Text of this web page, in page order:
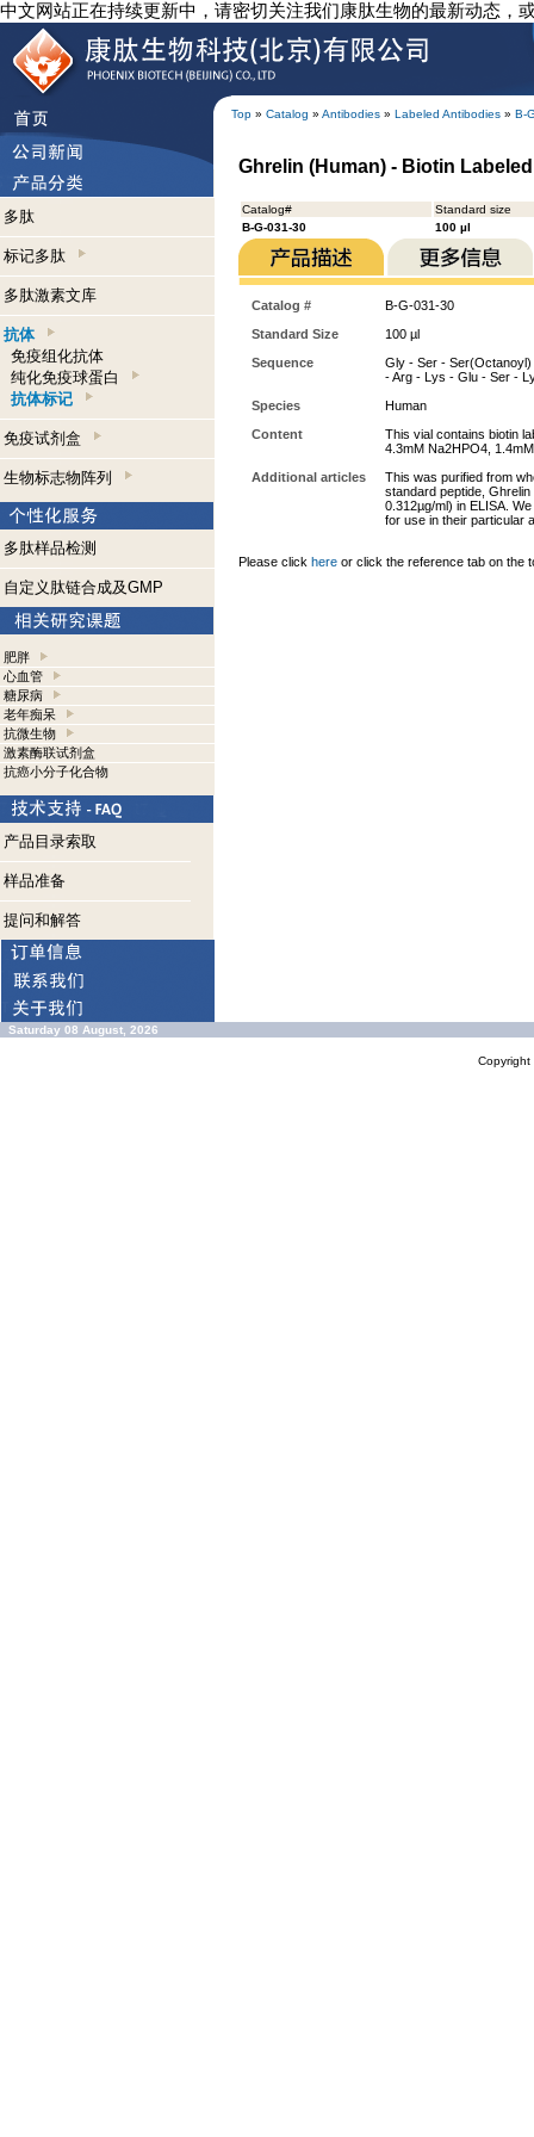
中文网站正在持续更新中，请密切关注我们康肽生物的最新动态，
Top » Catalog » Antibodies » Labeled Antibodies » B-
多肽
标记多肽
多肽激素文库
抗体
免疫组化抗体
纯化免疫球蛋白
抗体标记
免疫试剂盒
生物标志物阵列
多肽样品检测
自定义肽链合成及GMP
肥胖
心血管
糖尿病
老年痴呆
抗微生物
激素酶联试剂盒
抗癌小分子化合物
产品目录索取
样品准备
提问和解答
Ghrelin (Human) - Biotin
Catalog#
Standard size
B-G-031-30
100 µl
Catalog #
B-G-031-30
Standard Size
100 µl
Sequence
Gly - Ser -
- Arg - Lys - Glu - Ser -
Species
Human
Content
This vial contains biotin
4.3mM Na2HPO4,
Additional articles
This was purified from
standard peptide,
0.312µg/ml) in ELISA.
for use in their particular
Please click here or click the reference tab on the
Saturday 08 August, 2026